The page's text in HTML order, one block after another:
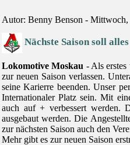
Autor: Benny Benson - Mittwoch,
Nächste Saison soll
Lokomotive Moskau - Als
zur neuen Saison verlassen.
seine Karierre beenden. Unser
Internationaler Platz sein. Mit
auch auf + verbessert werden.
ausgebaut werden. Die
zur nächsten Saison auch den
Mehr gibt es zur neuen Saison